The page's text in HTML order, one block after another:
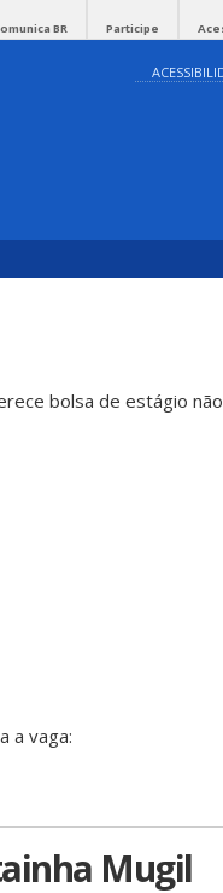
BR Participe
bolsa de estágio não
a vaga:
Mugil